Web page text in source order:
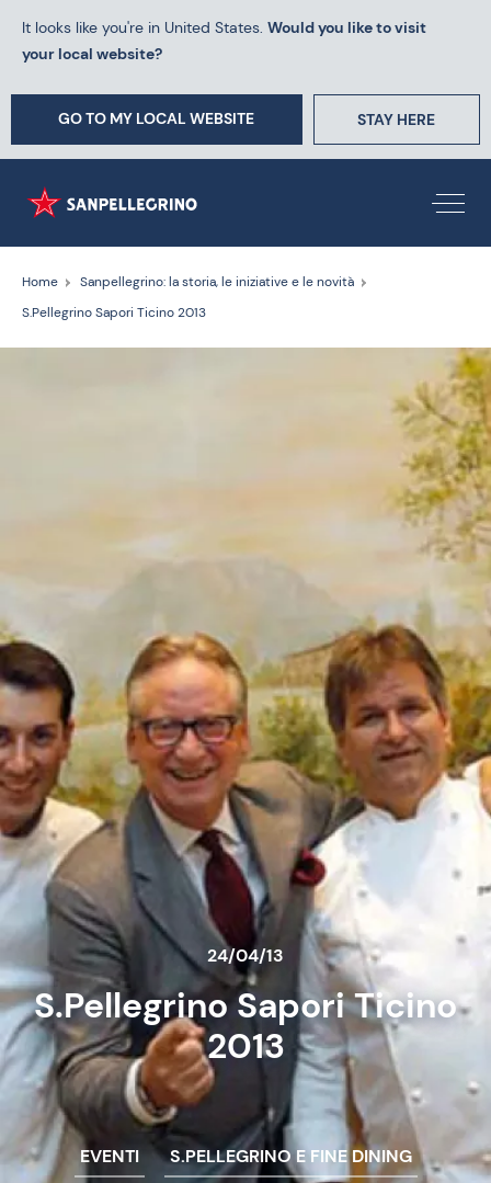
It looks like you're in United States. Would you like to visit
your local website?
GO TO MY LOCAL WEBSITE STAY HERE
Home
Sanpellegrino: la storia, le iniziative e le novità
S.Pellegrino Sapori Ticino 2013
24/04/13
EVENTI
S.PELLEGRINO E FINE DINING
S.Pellegrino Sapori Ticino
2013